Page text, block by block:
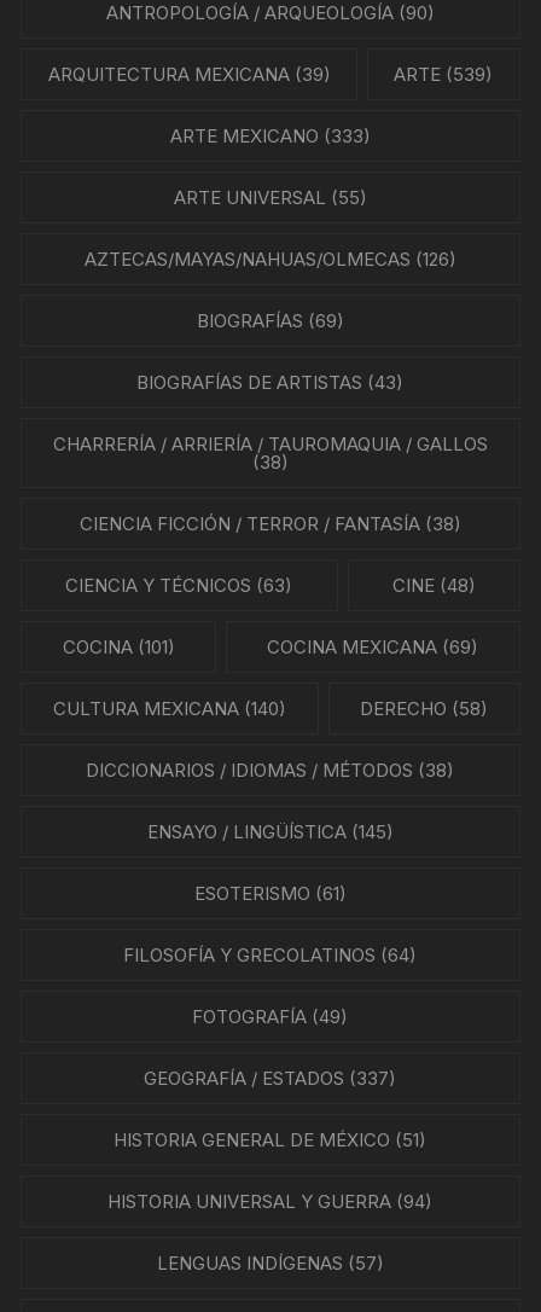
ANTROPOLOGÍA / ARQUEOLOGÍA(90)
ARQUITECTURA MEXICANA(39) ARTE (539)
ARTE MEXICANO (333)
ARTE UNIVERSAL (55)
AZTECAS/MAYAS/NAHUAS/OLMECAS (126)
BIOGRAFÍAS (69)
BIOGRAFÍAS DE ARTISTAS (43)
CHARRERÍA / ARRIERÍA / TAUROMAQUIA / GALLOS
(38)
CIENCIA FICCIÓN / TERROR / FANTASÍA(38)
CIENCIA Y TÉCNICOS (63) CINE(48)
COCINA(101) COCINA MEXICANA (69)
CULTURA MEXICANA(140) DERECHO (58)
DICCIONARIOS / IDIOMAS / MÉTODOS (38)
ENSAYO / LINGÜÍSTICA(145)
ESOTERISMO (61)
FILOSOFÍA Y GRECOLATINOS (64)
FOTOGRAFÍA (49)
GEOGRAFÍA / ESTADOS (337)
HISTORIA GENERAL DE MÉXICO (51)
HISTORIA UNIVERSAL Y GUERRA (94)
LENGUAS INDÍGENAS (57)